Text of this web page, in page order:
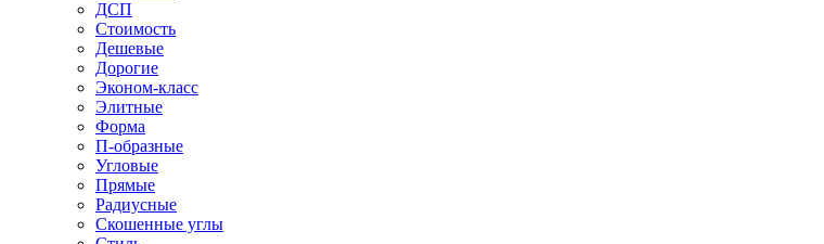
ДСП
Стоимость
Дешевые
Дорогие
Эконом-класс
Элитные
Форма
П-образные
Угловые
Прямые
Радиусные
Скошенные углы